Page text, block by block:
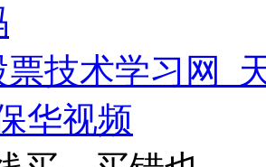
票技术学习网_
华视频